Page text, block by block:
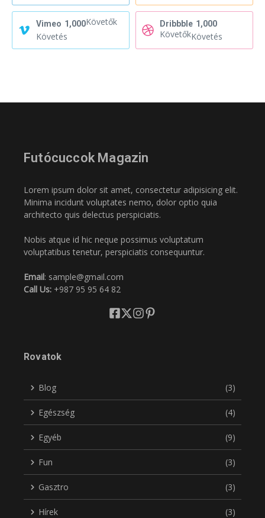
Vimeo 1,000Követők
Követés
Dribbble 1,000
KövetőkKövetés
Futócuccok Magazin
Lorem ipsum dolor sit amet, consectetur adipisicing elit.
Minima incidunt voluptates nemo, dolor optio quia
architecto quis delectus perspiciatis.
Nobis atque id hic neque possimus voluptatum
voluptatibus tenetur, perspiciatis consequuntur.
Email: sample@gmail.com
Call Us: +987 95 95 64 82
Rovatok
Blog (3)
Egészség (4)
Egyéb (9)
Fun (3)
Gasztro (3)
Hírek (3)